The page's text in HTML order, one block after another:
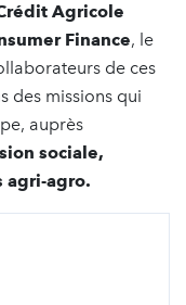
Agricole
Finance, le
de ces
des missions qui
auprès
sociale,
agri-agro.